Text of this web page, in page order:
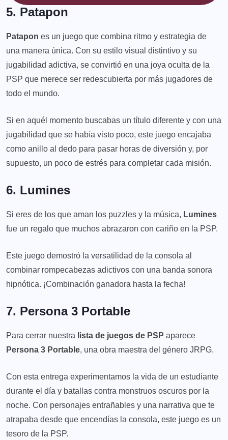
5. Patapon
Patapon es un juego que combina ritmo y estrategia de
una manera única. Con su estilo visual distintivo y su
jugabilidad adictiva, se convirtió en una joya oculta de la
PSP que merece ser redescubierta por más jugadores de
todo el mundo.
Si en aquél momento buscabas un título diferente y con una
jugabilidad que se había visto poco, este juego encajaba
como anillo al dedo para pasar horas de diversión y, por
supuesto, un poco de estrés para completar cada misión.
6. Lumines
Si eres de los que aman los puzzles y la música, Lumines
fue un regalo que muchos abrazaron con cariño en la PSP.
Este juego demostró la versatilidad de la consola al
combinar rompecabezas adictivos con una banda sonora
hipnótica. ¡Combinación ganadora hasta la fecha!
7. Persona 3 Portable
Para cerrar nuestra lista de juegos de PSP aparece
Persona 3 Portable, una obra maestra del género JRPG.
Con esta entrega experimentamos la vida de un estudiante
durante el día y batallas contra monstruos oscuros por la
noche. Con personajes entrañables y una narrativa que te
atrapaba desde que encendías la consola, este juego es un
tesoro de la PSP.